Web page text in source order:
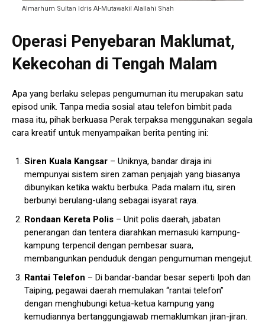
Almarhum Sultan Idris Al-Mutawakil Alallahi Shah
Operasi Penyebaran Maklumat,
Kekecohan di Tengah Malam
Apa yang berlaku selepas pengumuman itu merupakan satu
episod unik. Tanpa media sosial atau telefon bimbit pada
masa itu, pihak berkuasa Perak terpaksa menggunakan segala
cara kreatif untuk menyampaikan berita penting ini:
Siren Kuala Kangsar – Uniknya, bandar diraja ini
mempunyai sistem siren zaman penjajah yang biasanya
dibunyikan ketika waktu berbuka. Pada malam itu, siren
berbunyi berulang-ulang sebagai isyarat raya.
Rondaan Kereta Polis – Unit polis daerah, jabatan
penerangan dan tentera diarahkan memasuki kampung-
kampung terpencil dengan pembesar suara,
membangunkan penduduk dengan pengumuman mengejut.
Rantai Telefon – Di bandar-bandar besar seperti Ipoh dan
Taiping, pegawai daerah memulakan “rantai telefon”
dengan menghubungi ketua-ketua kampung yang
kemudiannya bertanggungjawab memaklumkan jiran-jiran.